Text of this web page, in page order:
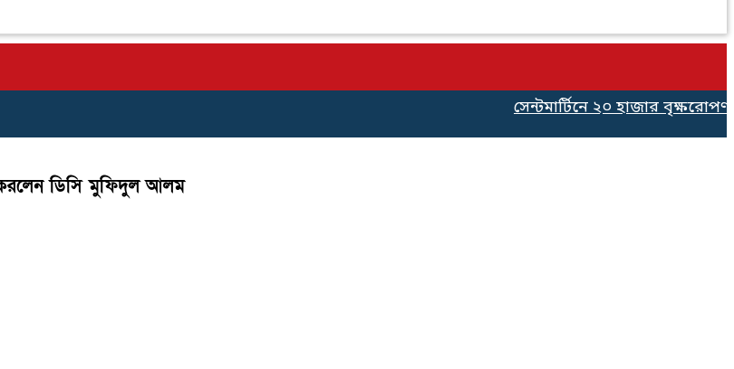
সেন্টমার্টিনে ২০ হাজার বৃক্ষরোপণ
করলেন ডিসি মুফিদুল আলম